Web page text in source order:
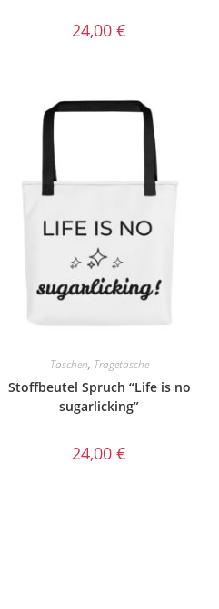
24,00€
Taschen, Tragetasche
Stoffbeutel Spruch “Life is no
sugarlicking”
24,00€